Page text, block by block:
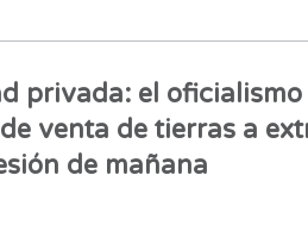
privada: el oficialismo
venta de tierras a
de mañana